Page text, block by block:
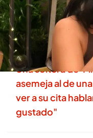
Te mostramos
reconocido
totalmente a su
Una soltera de
asemeja al de
ver a su cita
gustado"